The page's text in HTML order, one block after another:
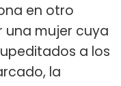
en otro
una mujer cuya
a los
la